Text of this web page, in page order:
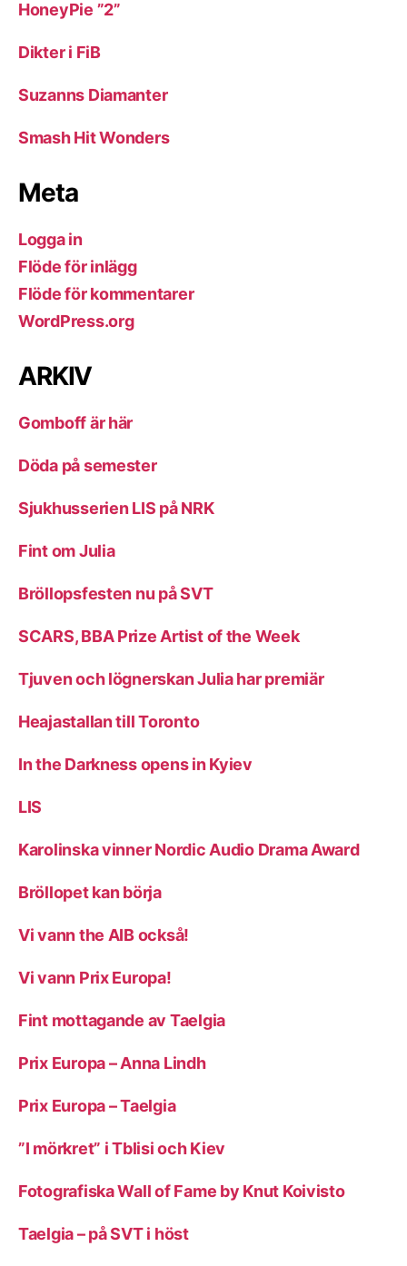
HoneyPie ”2”
Dikter i FiB
Suzanns Diamanter
Smash Hit Wonders
Meta
Logga in
Flöde för inlägg
Flöde för kommentarer
WordPress.org
ARKIV
Gomboff är här
Döda på semester
Sjukhusserien LIS på NRK
Fint om Julia
Bröllopsfesten nu på SVT
SCARS, BBA Prize Artist of the Week
Tjuven och lögnerskan Julia har premiär
Heajastallan till Toronto
In the Darkness opens in Kyiev
LIS
Karolinska vinner Nordic Audio Drama Award
Bröllopet kan börja
Vi vann the AIB också!
Vi vann Prix Europa!
Fint mottagande av Taelgia
Prix Europa – Anna Lindh
Prix Europa – Taelgia
”I mörkret” i Tblisi och Kiev
Fotografiska Wall of Fame by Knut Koivisto
Taelgia – på SVT i höst